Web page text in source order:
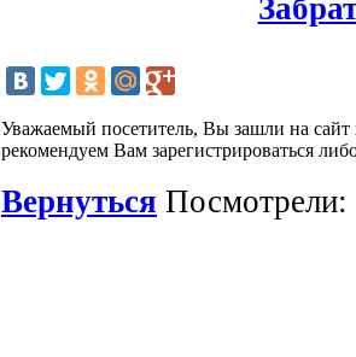
Уважаемый посетитель, Вы зашли на
рекомендуем Вам зарегистрироваться
Вернуться Посмотрели: